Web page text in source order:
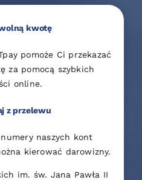
kwotę
pomoże Ci przekazać
za pomocą szybkich
online.
z przelewu
naszych kont
kierować darowizny.
im. św. Jana Pawła II